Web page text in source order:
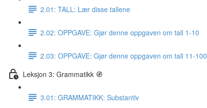
2.01: TALL: Lær disse tallene
2.02: OPPGAVE: Gjør denne oppgaven om tall 1-10
2.03: OPPGAVE: Gjør denne oppgaven om tall 11-100
Leksjon 3: Grammatikk 🧭
3.01: GRAMMATIKK: Substantiv